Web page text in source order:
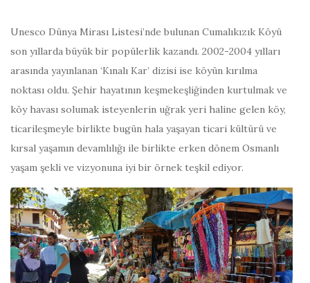
Unesco Dünya Mirası Listesi’nde bulunan Cumalıkızık Köyü
son yıllarda büyük bir popülerlik kazandı. 2002-2004 yılları
arasında yayınlanan ‘Kınalı Kar’ dizisi ise köyün kırılma
noktası oldu. Şehir hayatının keşmekeşliğinden kurtulmak ve
köy havası solumak isteyenlerin uğrak yeri haline gelen köy,
ticarileşmeyle birlikte bugün hala yaşayan ticari kültürü ve
kırsal yaşamın devamlılığı ile birlikte erken dönem Osmanlı
yaşam şekli ve vizyonuna iyi bir örnek teşkil ediyor.